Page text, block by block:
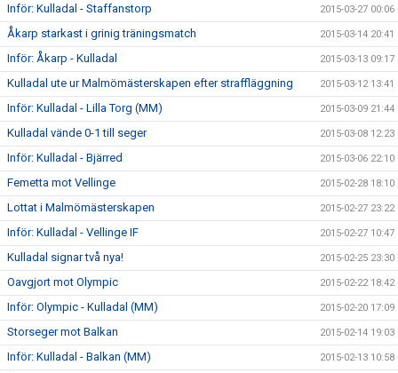
Inför: Kulladal - Staffanstorp 2015-03-27 00:06
Åkarp starkast i grinig träningsmatch 2015-03-14 20:41
Inför: Åkarp - Kulladal 2015-03-13 09:17
Kulladal ute ur Malmömästerskapen efter straffläggning 2015-03-12 13:41
Inför: Kulladal - Lilla Torg (MM) 2015-03-09 21:44
Kulladal vände 0-1 till seger 2015-03-08 12:23
Inför: Kulladal - Bjärred 2015-03-06 22:10
Femetta mot Vellinge 2015-02-28 18:10
Lottat i Malmömästerskapen 2015-02-27 23:22
Inför: Kulladal - Vellinge IF 2015-02-27 10:47
Kulladal signar två nya! 2015-02-25 23:30
Oavgjort mot Olympic 2015-02-22 18:42
Inför: Olympic - Kulladal (MM) 2015-02-20 17:09
Storseger mot Balkan 2015-02-14 19:03
Inför: Kulladal - Balkan (MM) 2015-02-13 10:58